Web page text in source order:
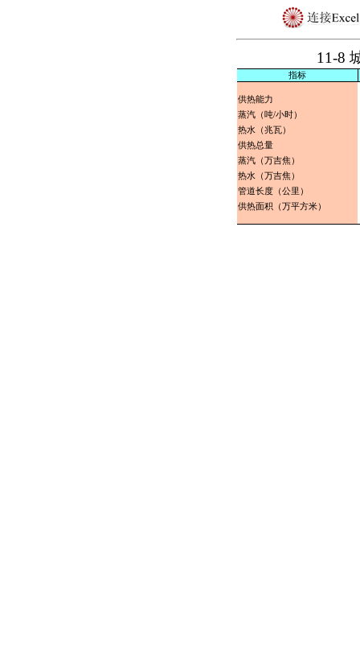
11-8
指标
供热能力
蒸汽（吨/小时）
热水（兆瓦）
供热总量
蒸汽（万吉焦）
热水（万吉焦）
管道长度（公里）
供热面积（万平方米）